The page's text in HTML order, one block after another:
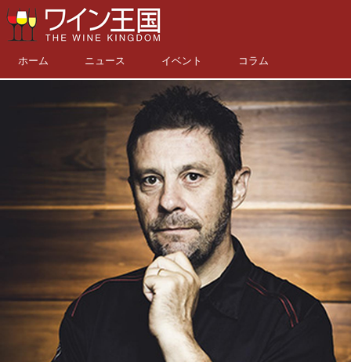
ホーム ニュース イベント コラム